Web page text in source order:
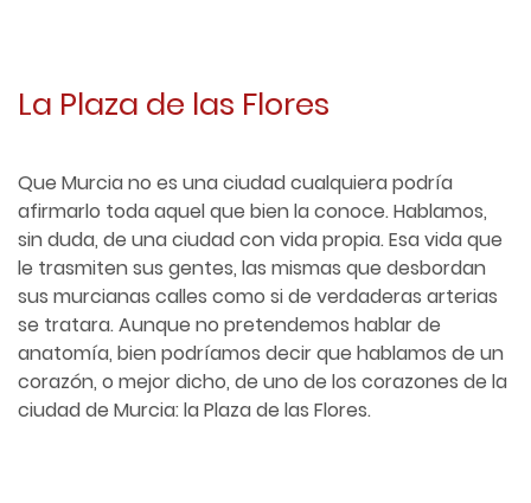
La Plaza de las Flores
Que Murcia no es una ciudad cualquiera podría
afirmarlo toda aquel que bien la conoce. Hablamos,
sin duda, de una ciudad con vida propia. Esa vida que
le trasmiten sus gentes, las mismas que desbordan
sus murcianas calles como si de verdaderas arterias
se tratara. Aunque no pretendemos hablar de
anatomía, bien podríamos decir que hablamos de un
corazón, o mejor dicho, de uno de los corazones de la
ciudad de Murcia: la Plaza de las Flores.